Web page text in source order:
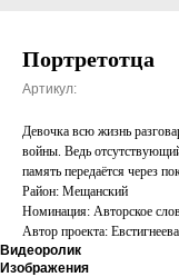
Портретотца
Артикул:
Девочка всю жизнь
войны. Ведь
память передаётся через
Район: Мещанский
Номинация: Авторское
Автор проекта:
Видеоролик
Изображения